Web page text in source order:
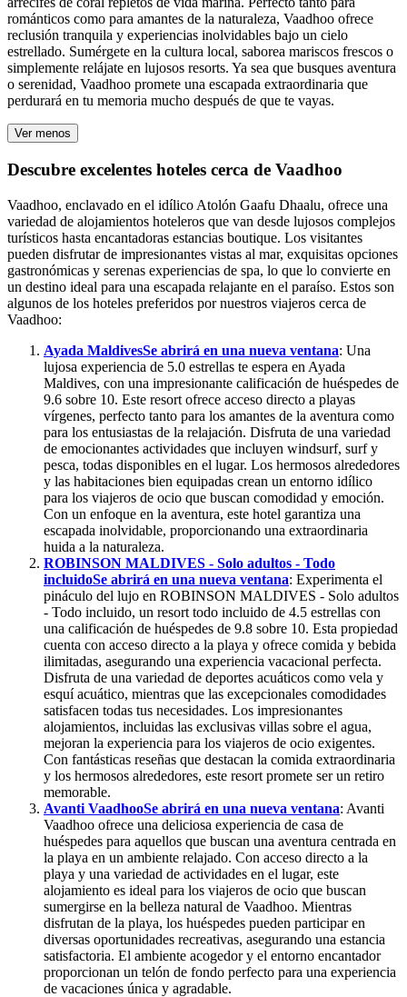
románticos como para amantes de la naturaleza, Vaadhoo ofrece
reclusión tranquila y experiencias inolvidables bajo un cielo
estrellado. Sumérgete en la cultura local, saborea mariscos frescos o
simplemente relájate en lujosos resorts. Ya sea que busques aventura
o serenidad, Vaadhoo promete una escapada extraordinaria que
perdurará en tu memoria mucho después de que te vayas.
Ver menos
Descubre excelentes hoteles cerca de Vaadhoo
Vaadhoo, enclavado en el idílico Atolón Gaafu Dhaalu, ofrece una
variedad de alojamientos hoteleros que van desde lujosos complejos
turísticos hasta encantadoras estancias boutique. Los visitantes
pueden disfrutar de impresionantes vistas al mar, exquisitas opciones
gastronómicas y serenas experiencias de spa, lo que lo convierte en
un destino ideal para una escapada relajante en el paraíso. Estos son
algunos de los hoteles preferidos por nuestros viajeros cerca de
Vaadhoo:
Ayada MaldivesSe abrirá en una nueva ventana: Una
lujosa experiencia de 5.0 estrellas te espera en Ayada
Maldives, con una impresionante calificación de huéspedes de
9.6 sobre 10. Este resort ofrece acceso directo a playas
vírgenes, perfecto tanto para los amantes de la aventura como
para los entusiastas de la relajación. Disfruta de una variedad
de emocionantes actividades que incluyen windsurf, surf y
pesca, todas disponibles en el lugar. Los hermosos alrededores
y las habitaciones bien equipadas crean un entorno idílico
para los viajeros de ocio que buscan comodidad y emoción.
Con un enfoque en la aventura, este hotel garantiza una
escapada inolvidable, proporcionando una extraordinaria
huida a la naturaleza.
ROBINSON MALDIVES - Solo adultos - Todo
incluidoSe abrirá en una nueva ventana: Experimenta el
pináculo del lujo en ROBINSON MALDIVES - Solo adultos
- Todo incluido, un resort todo incluido de 4.5 estrellas con
una calificación de huéspedes de 9.8 sobre 10. Esta propiedad
cuenta con acceso directo a la playa y ofrece comida y bebida
ilimitadas, asegurando una experiencia vacacional perfecta.
Disfruta de una variedad de deportes acuáticos como vela y
esquí acuático, mientras que las excepcionales comodidades
satisfacen todas tus necesidades. Los impresionantes
alojamientos, incluidas las exclusivas villas sobre el agua,
mejoran la experiencia para los viajeros de ocio exigentes.
Con fantásticas reseñas que destacan la comida extraordinaria
y los hermosos alrededores, este resort promete ser un retiro
memorable.
Avanti VaadhooSe abrirá en una nueva ventana: Avanti
Vaadhoo ofrece una deliciosa experiencia de casa de
huéspedes para aquellos que buscan una aventura centrada en
la playa en un ambiente relajado. Con acceso directo a la
playa y una variedad de actividades en el lugar, este
alojamiento es ideal para los viajeros de ocio que buscan
sumergirse en la belleza natural de Vaadhoo. Mientras
disfrutan de la playa, los huéspedes pueden participar en
diversas oportunidades recreativas, asegurando una estancia
satisfactoria. El ambiente acogedor y el entorno encantador
proporcionan un telón de fondo perfecto para una experiencia
de vacaciones única y agradable.